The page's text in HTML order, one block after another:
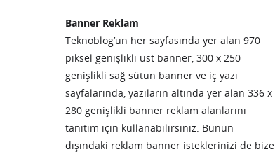
Banner Reklam
Teknoblog’un her sayfasında yer alan 970
piksel genişlikli üst banner, 300 x 250
genişlikli sağ sütun banner ve iç yazı
sayfalarında, yazıların altında yer alan 336 x
280 genişlikli banner reklam alanlarını
tanıtım için kullanabilirsiniz. Bunun
dışındaki reklam banner isteklerinizi de bize